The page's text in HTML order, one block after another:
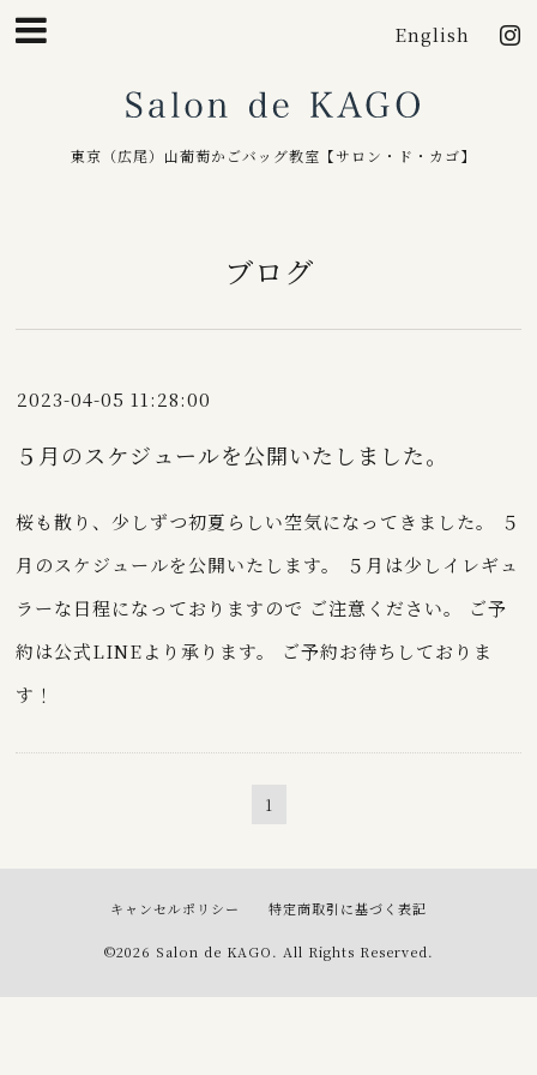
English
東京（広尾）山葡萄かごバッグ教室【サロン・ド・カゴ】
ブログ
2023-04-05 11:28:00
５月のスケジュールを公開いたしました。
桜も散り、少しずつ初夏らしい空気になってきました。 ５
月のスケジュールを公開いたします。 ５月は少しイレギュ
ラーな日程になっておりますので ご注意ください。 ご予
約は公式LINEより承ります。 ご予約お待ちしておりま
す！
1
キャンセルポリシー 特定商取引に基づく表記
©2026 Salon de KAGO. All Rights Reserved.